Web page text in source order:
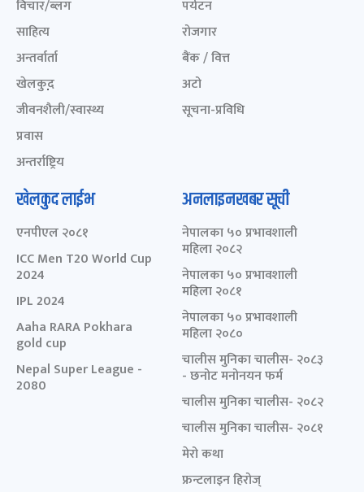
विचार/ब्लग
साहित्य
अन्तर्वार्ता
खेलकुद़़
जीवनशैली/स्वास्थ्य
प्रवास
अन्तर्राष्ट्रिय
पर्यटन
रोजगार
बैंक / वित्त
अटो
सूचना-प्रविधि
खेलकुद लाईभ
एनपीएल २०८१
ICC Men T20 World Cup
2024
IPL 2024
Aaha RARA Pokhara
gold cup
Nepal Super League -
2080
अनलाइनखबर सूची
नेपालका ५० प्रभावशाली
महिला २०८२
नेपालका ५० प्रभावशाली
महिला २०८१
नेपालका ५० प्रभावशाली
महिला २०८०
चालीस मुनिका चालीस- २०८३
- छनोट मनोनयन फर्म
चालीस मुनिका चालीस- २०८२
चालीस मुनिका चालीस- २०८१
मेरो कथा
फ्रन्टलाइन हिरोज्